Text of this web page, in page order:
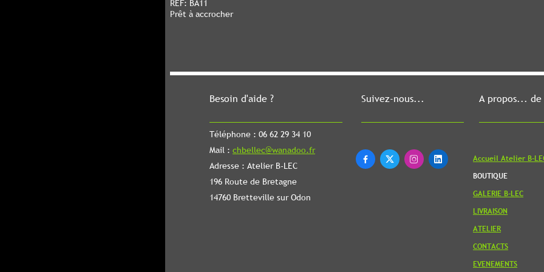
Besoin d'aide ?
Téléphone : 06 62 29 34 10
Mail : chbellec@wanadoo.fr
Adresse : Atelier B-LEC
196 Route de Bretagne
14760 Bretteville sur Odon
Suivez-nous...
   
A propos... de
Accueil Atelier B-
BOUTIQUE
GALERIE B-LEC
LIVRAISON
ATELIER
CONTACTS
EVENEMENTS
REF: BA11
Prêt à accrocher